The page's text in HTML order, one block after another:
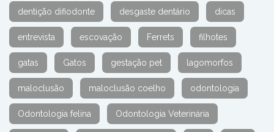
dentição difiodonte desgaste dentário dicas
entrevista escovação Ferrets filhotes
gatas Gatos gestação pet lagomorfos
maloclusão maloclusão coelho odontologia
Odontologia felina Odontologia Veterinária